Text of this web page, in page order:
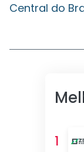
Central do
1